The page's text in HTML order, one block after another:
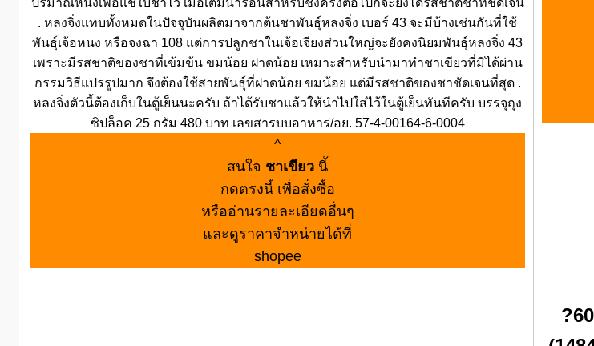
ปริมาณหนึ่งเพื่อแช่ใบชาไว้ เมื่อเติมน้ำร้อนสำหรับชงครั้งต่อไปก็จะยังได้รสชาติชาที่ชัดเจน
. หลงจิ่งแทบทั้งหมดในปัจจุบันผลิตมาจากต้นชาพันธุ์หลงจิ่ง เบอร์ 43 จะมีบ้างเช่นกันที่ใช้
พันธุ์เจ้อหนง หรือจงฉา 108 แต่การปลูกชาในเจ้อเจียงส่วนใหญ่จะยังคงนิยมพันธุ์หลงจิ่ง 43
เพราะมีรสชาติของชาที่เข้มข้น ขมน้อย ฝาดน้อย เหมาะสำหรับนำมาทำชาเขียวที่มิได้ผ่าน
กรรมวิธีแปรรูปมาก จึงต้องใช้สายพันธุ์ที่ฝาดน้อย ขมน้อย แต่มีรสชาติของชาชัดเจนที่สุด .
หลงจิ่งตัวนี้ต้องเก็บในตู้เย็นนะครับ ถ้าได้รับชาแล้วให้นำไปใส่ไว้ในตู้เย็นทันทีครับ บรรจุถุง
ซิปล็อค 25 กรัม 480 บาท เลขสารบบอาหาร/อย. 57-4-00164-6-0004
^
สนใจ ชาเขียว นี้
กดตรงนี้ เพื่อสั่งซื้อ
หรืออ่านรายละเอียดอื่นๆ
และดูราคาจำหน่ายได้ที่
shopee